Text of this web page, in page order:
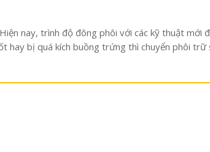
nay, trình độ đông phôi với các kỹ thuật mới
hay bị quá kích buồng trứng thì chuyển phôi trữ